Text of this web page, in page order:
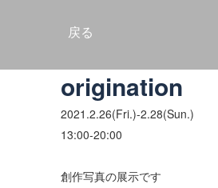
戻る
origination
2021.2.26(Fri.)-2.28(Sun.)
13:00-20:00
創作写真の展示です